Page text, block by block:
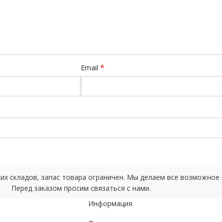
Email *
складов, запас товара ограничен. Мы делаем все
Перед заказом просим связаться с нами.
Информация